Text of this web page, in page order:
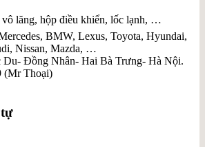
lăng, hộp điều khiển, lốc lạnh, …
BMW, Lexus, Toyota, Hyundai,
Nissan, Mazda, …
Đồng Nhân- Hai Bà Trưng- Hà Nội.
(Mr Thoại)